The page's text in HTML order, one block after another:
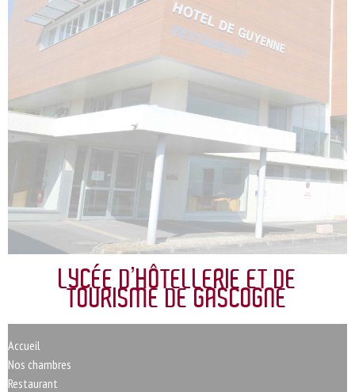
LYCÉE D’HÔTELLERIE ET DE
TOURISME DE GASCOGNE
Accueil
Nos chambres
Restaurant